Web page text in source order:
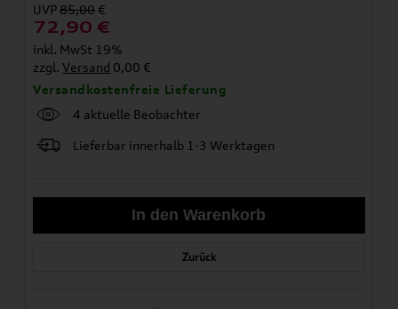
UVP85,00 €
72,90 €
inkl. MwSt 19%
zzgl.Versand 0,00 €
Versandkostenfreie Lieferung
4 aktuelle Beobachter
Lieferbar innerhalb 1-3 Werktagen
Zurück